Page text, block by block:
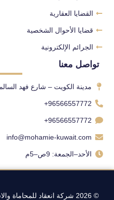
القضايا العقارية
قضايا الأحوال الشخصية
الجرائم الإلكترونية
تواصل معنا
مدينة الكويت – شارع فهد
96566557772+
96566557772+
info@mohamie-kuwait.com
الأحد–الجمعة: 9ص–5م
© 2026 شركة انعقاد